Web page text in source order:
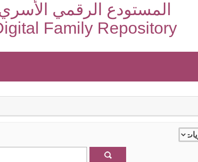
المستودع الرقمي
Family Repository